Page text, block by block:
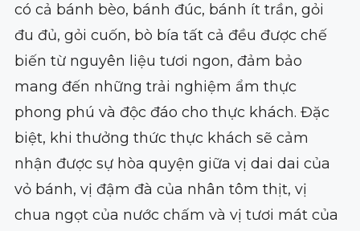
có cả bánh bèo, bánh đúc, bánh ít trần, gỏi
đu đủ, gỏi cuốn, bò bía tất cả đều được chế
biến từ nguyên liệu tươi ngon, đảm bảo
mang đến những trải nghiệm ẩm thực
phong phú và độc đáo cho thực khách. Đặc
biệt, khi thưởng thức thực khách sẽ cảm
nhận được sự hòa quyện giữa vị dai dai của
vỏ bánh, vị đậm đà của nhân tôm thịt, vị
chua ngọt của nước chấm và vị tươi mát của